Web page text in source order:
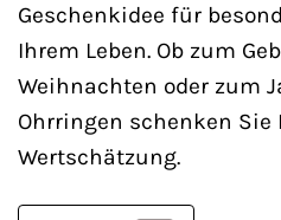
Geschenkidee für
Ihrem Leben. Ob zum
Weihnachten oder zum
Ohrringen schenken Sie
Wertschätzung.